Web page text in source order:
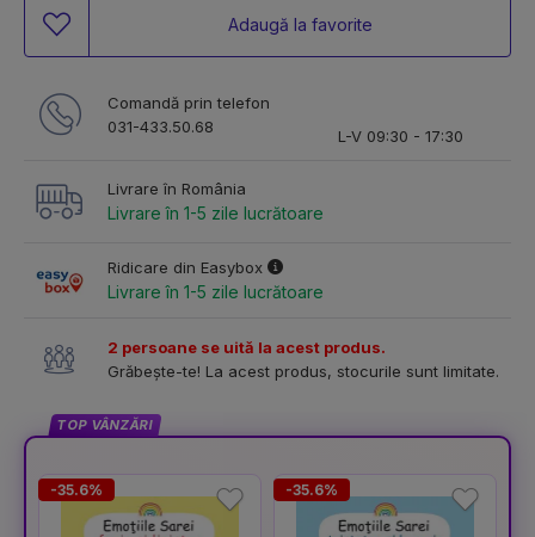
Adaugă la favorite
Comandă prin telefon
031-433.50.68
L-V 09:30 - 17:30
Livrare în România
Livrare în 1-5 zile lucrătoare
Ridicare din Easybox
Livrare în 1-5 zile lucrătoare
2 persoane se uită la acest produs.
Grăbește-te! La acest produs, stocurile sunt limitate.
TOP VÂNZĂRI
-35.6% -35.6%